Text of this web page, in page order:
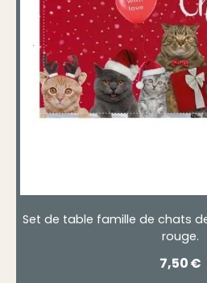
Set de table famille de chats
rouge.
7,50€